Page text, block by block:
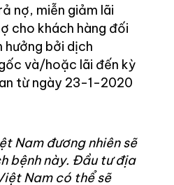
nợ, miễn giảm lãi
cho khách hàng đối
hưởng bởi dịch
và/hoặc lãi đến kỳ
từ ngày 23-1-2020
Nam đương nhiên sẽ
bệnh này. Đầu tư địa
Nam có thể sẽ